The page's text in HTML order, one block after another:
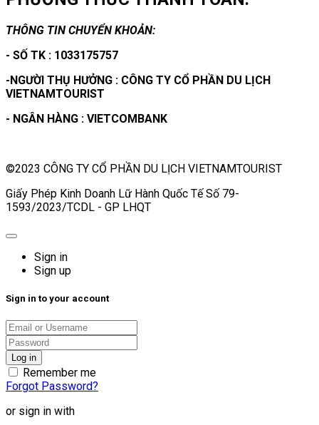
THÔNG TIN CHUYỂN KHOẢN:
- SỐ TK : 1033175757
-NGƯỜI THỤ HƯỞNG : CÔNG TY CỔ PHẦN DU LỊCH
VIETNAMTOURIST
- NGÂN HÀNG : VIETCOMBANK
©2023 CÔNG TY CỔ PHẦN DU LỊCH VIETNAMTOURIST
Giấy Phép Kinh Doanh Lữ Hành Quốc Tế Số 79-
1593/2023/TCDL - GP LHQT
Sign in
Sign up
Sign in to your account
Remember me
Forgot Password?
or sign in with